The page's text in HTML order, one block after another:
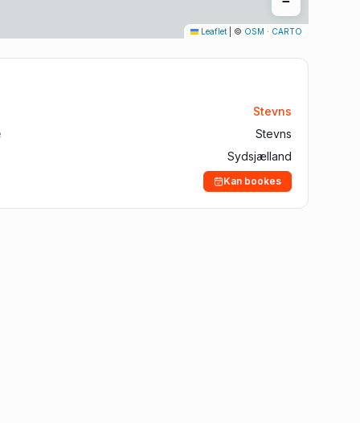
Aalborg
Vejle
Leaflet © OSM · CARTO
Stevns
Stevns
Sydsjælland
Kan bookes